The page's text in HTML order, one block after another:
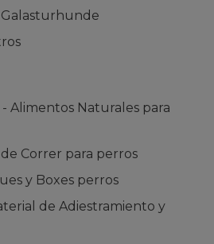
- Alimentos Naturales para
de Correr para perros
y Boxes perros
de Adiestramiento y